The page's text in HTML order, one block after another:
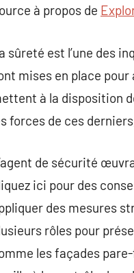
à propos de
sûreté est l’une des
mises en place
à la disposition
forces de ces
de sécurité
ici pour des
des mesures
rôles pour
les façades